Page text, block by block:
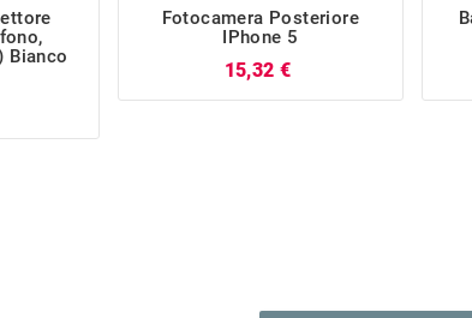
Bianco
Fotocamera Posteriore
IPhone 5
15,32 €